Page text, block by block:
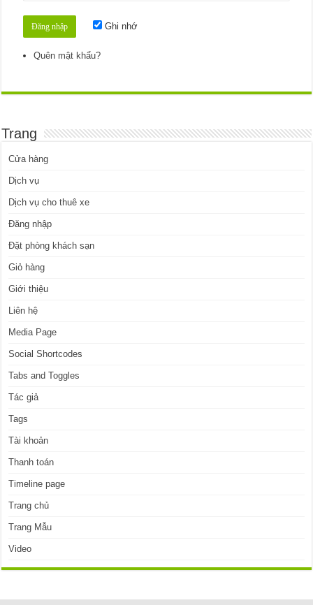
Ghi nhớ
Quên mật khẩu?
Trang
Cửa hàng
Dịch vụ
Dịch vụ cho thuê xe
Đăng nhập
Đặt phòng khách sạn
Giỏ hàng
Giới thiệu
Liên hệ
Media Page
Social Shortcodes
Tabs and Toggles
Tác giả
Tags
Tài khoản
Thanh toán
Timeline page
Trang chủ
Trang Mẫu
Video